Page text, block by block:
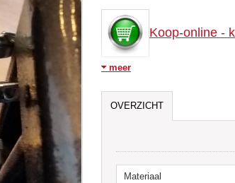
Koop-online -
door middel van onze
De penbeugels worden
Deze penbeugel is praktisch
meer
OVERZICHT
Materiaal